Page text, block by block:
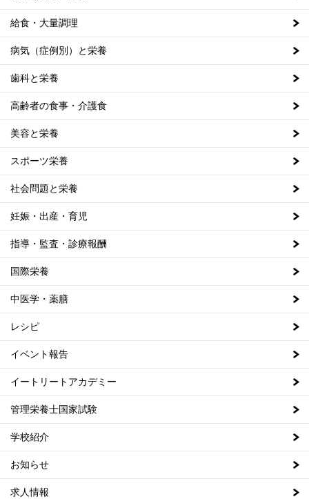
給食・大量調理
病気（症例別）と栄養
歯科と栄養
高齢者の食事・介護食
美容と栄養
スポーツ栄養
社会問題と栄養
妊娠・出産・育児
指導・監査・診療報酬
国際栄養
中医学・薬膳
レシピ
イベント報告
イートリートアカデミー
管理栄養士国家試験
学校紹介
お知らせ
求人情報